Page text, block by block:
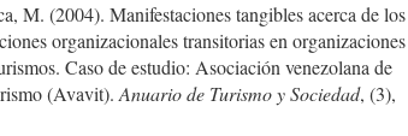
M. (2004). Manifestaciones tangibles acerca de los
organizacionales transitorias en organizaciones
Caso de estudio: Asociación venezolana de
(Avavit).Anuario de Turismo y Sociedad, (3),